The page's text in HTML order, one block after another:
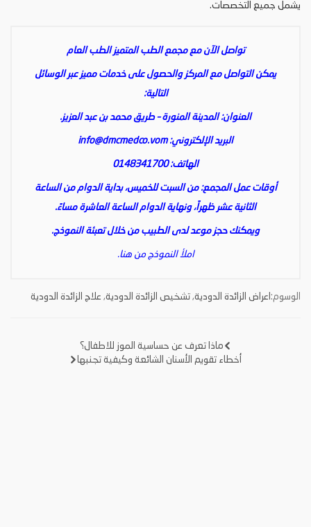
يشمل جميع التخصصات.
تواصل الآن مع مجمع الطب المتميز الطب العام
يمكن التواصل مع المركز والحصول على خدمات مميز عبر الوسائل
التالية:
العنوان: المدينة المنورة – طريق محمد بن عبد العزيز.
البريد الإلكتروني:info@dmcmedco.vom
الهاتف: 0148341700
أوقات عمل المجمع: من السبت للخميس، بداية الدوام من الساعة
الثانية عشر ظهراً، ونهاية الدوام الساعة العاشرة مساءً.
ويمكنك حجز موعد لدى الطبيب من خلال تعبئة النموذج.
املأ النموذج من هنا.
الوسوم: اعراض الزائدة الدودية, تشخيص الزائدة الدودية, علاج الزائدة الدودية
ماذا تعرف عن حساسية الموز للاطفال؟
أخطاء تقويم الأسنان الشائعة وكيفية تجنبها